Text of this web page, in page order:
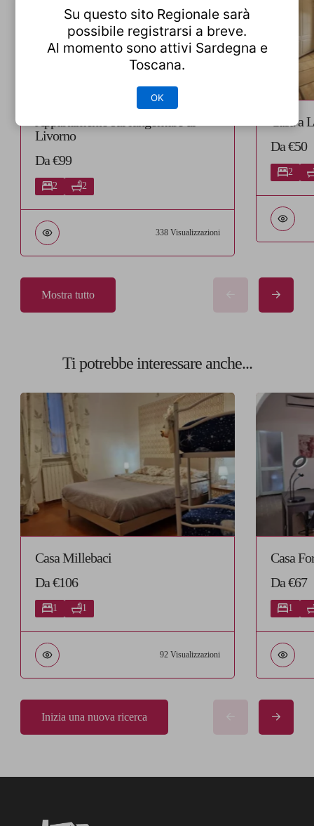
Livorno
Da €99
2 2
338 Visualizzazioni
Casa
Da €50
2
Mostra tutto
Ti potrebbe interessare anche...
Casa Millebaci
Da €106
1 1
92 Visualizzazioni
Casa
Da €67
1
Inizia una nuova ricerca
Su questo sito Regionale sarà
possibile registrarsi a breve.
Al momento sono attivi Sardegna e
Toscana.
OK